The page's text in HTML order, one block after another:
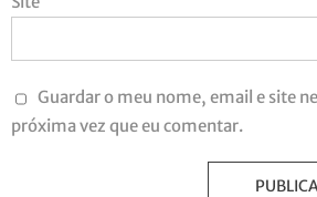
Guardar o meu nome, email e site
próxima vez que eu comentar.